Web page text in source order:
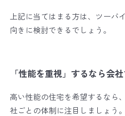
上記に当てはまる方は、ツーバ
向きに検討できるでしょう。
「性能を重視」するなら会
高い性能の住宅を希望するなら
社ごとの体制に注目しましょう。